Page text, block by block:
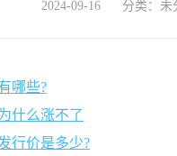
2024-09-16 分类：未
哪些?
什么涨不了
行价是多少?